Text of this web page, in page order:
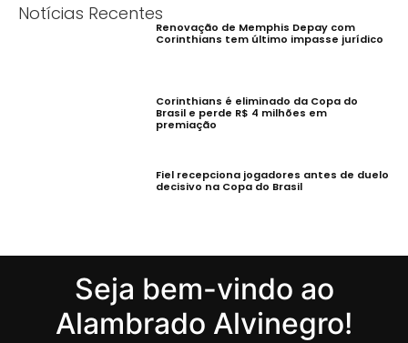
Notícias Recentes
Renovação de Memphis Depay com
Corinthians tem último impasse jurídico
Corinthians é eliminado da Copa do
Brasil e perde R$ 4 milhões em
premiação
Fiel recepciona jogadores antes de duelo
decisivo na Copa do Brasil
Seja bem-vindo ao
Alambrado Alvinegro!